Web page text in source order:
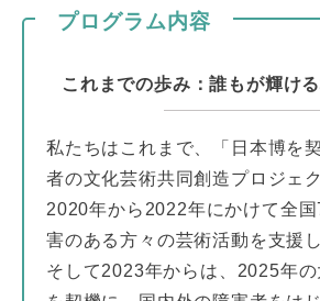
プログラム内容
これまでの歩み：誰もが輝け
私たちはこれまで、「日本博を
者の文化芸術共同創造プロジェ
2020年から2022年にかけて全
害のある方々の芸術活動を支援
そして2023年からは、2025年